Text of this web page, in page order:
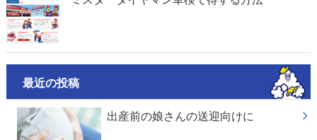
最近の投稿
出産前の娘さんの送迎向けに